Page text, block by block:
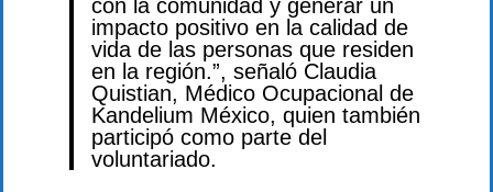
con la comunidad y generar un
impacto positivo en la calidad de
vida de las personas que residen
en la región.”, señaló Claudia
Quistian, Médico Ocupacional de
Kandelium México, quien también
participó como parte del
voluntariado.